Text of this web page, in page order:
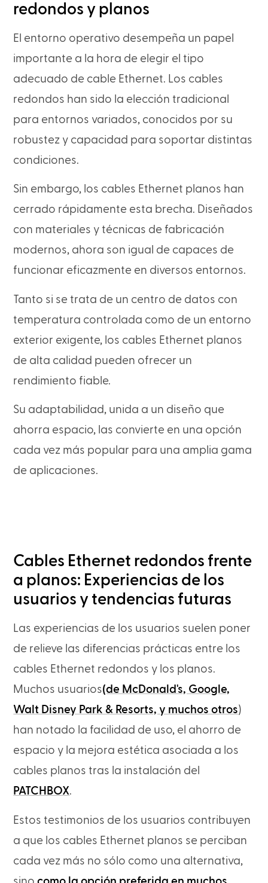
redondos y planos
El entorno operativo desempeña un papel
importante a la hora de elegir el tipo
adecuado de cable Ethernet. Los cables
redondos han sido la elección tradicional
para entornos variados, conocidos por su
robustez y capacidad para soportar distintas
condiciones.
Sin embargo, los cables Ethernet planos han
cerrado rápidamente esta brecha. Diseñados
con materiales y técnicas de fabricación
modernos, ahora son igual de capaces de
funcionar eficazmente en diversos entornos.
Tanto si se trata de un centro de datos con
temperatura controlada como de un entorno
exterior exigente, los cables Ethernet planos
de alta calidad pueden ofrecer un
rendimiento fiable.
Su adaptabilidad, unida a un diseño que
ahorra espacio, las convierte en una opción
cada vez más popular para una amplia gama
de aplicaciones.
Cables Ethernet redondos frente
a planos: Experiencias de los
usuarios y tendencias futuras
Las experiencias de los usuarios suelen poner
de relieve las diferencias prácticas entre los
cables Ethernet redondos y los planos.
Muchos usuarios(de McDonald's, Google,
Walt Disney Park & Resorts, y muchos otros)
han notado la facilidad de uso, el ahorro de
espacio y la mejora estética asociada a los
cables planos tras la instalación del
PATCHBOX.
Estos testimonios de los usuarios contribuyen
a que los cables Ethernet planos se perciban
cada vez más no sólo como una alternativa,